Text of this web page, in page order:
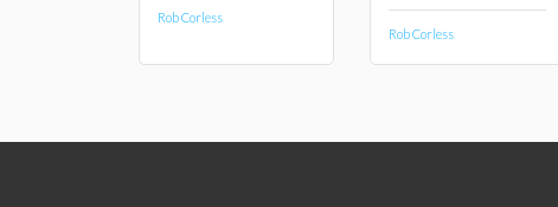
Rob Corless
Rob Corless